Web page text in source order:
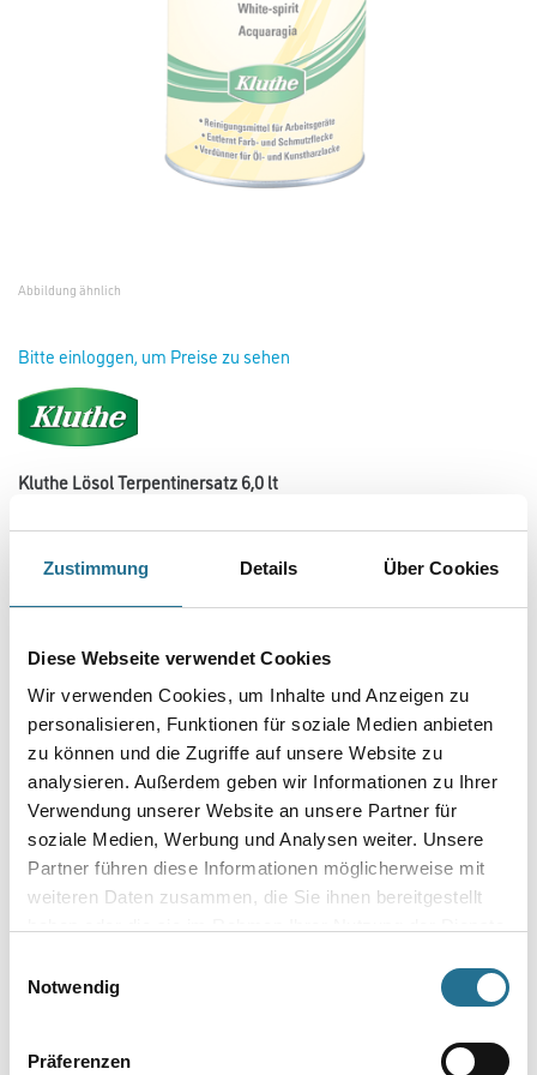
Zustimmung Details Über Cookies
Diese Webseite verwendet Cookies
Wir verwenden Cookies, um Inhalte und Anzeigen zu
personalisieren, Funktionen für soziale Medien anbieten
zu können und die Zugriffe auf unsere Website zu
analysieren. Außerdem geben wir Informationen zu Ihrer
Verwendung unserer Website an unsere Partner für
soziale Medien, Werbung und Analysen weiter. Unsere
Partner führen diese Informationen möglicherweise mit
weiteren Daten zusammen, die Sie ihnen bereitgestellt
Notwendig
Präferenzen
Abbildung ähnlich
Bitte einloggen, um Preise zu sehen
Kluthe Lösol Terpentinersatz 6,0 lt
Kunstharz- und Öllacken, zum Reinigen von Holz- und
Umrechnungsfaktoren
PRODUKTEIGENSCHAFTEN